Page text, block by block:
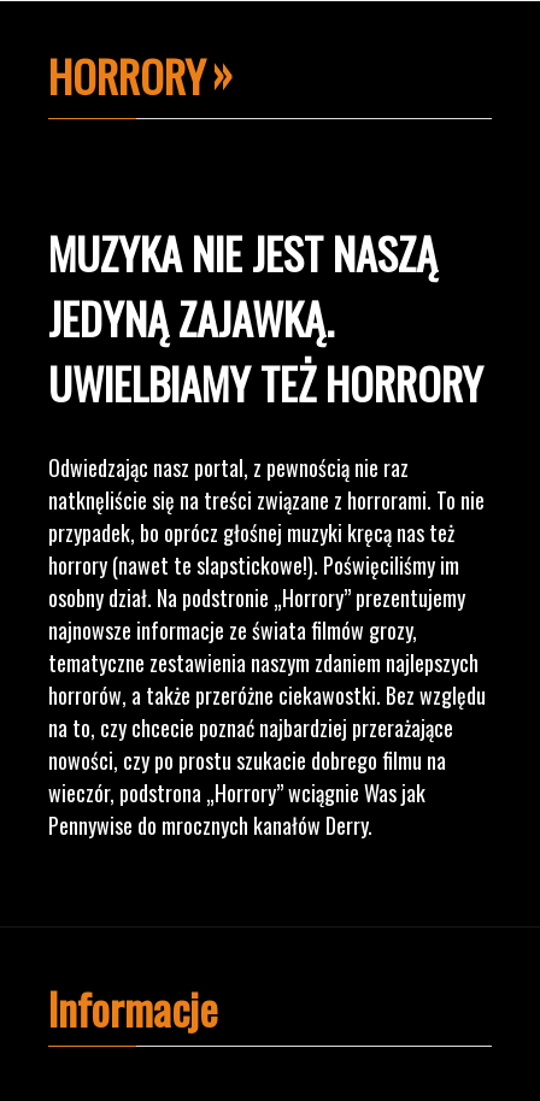
HORRORY
MUZYKA NIE JEST NASZĄ
JEDYNĄ ZAJAWKĄ.
UWIELBIAMY TEŻ HORRORY
Odwiedzając nasz portal, z pewnością nie raz
natknęliście się na treści związane z horrorami. To nie
przypadek, bo oprócz głośnej muzyki kręcą nas też
horrory (nawet te slapstickowe!). Poświęciliśmy im
osobny dział. Na podstronie „Horrory” prezentujemy
najnowsze informacje ze świata filmów grozy,
tematyczne zestawienia naszym zdaniem najlepszych
horrorów, a także przeróżne ciekawostki. Bez względu
na to, czy chcecie poznać najbardziej przerażające
nowości, czy po prostu szukacie dobrego filmu na
wieczór, podstrona „Horrory” wciągnie Was jak
Pennywise do mrocznych kanałów Derry.
Informacje